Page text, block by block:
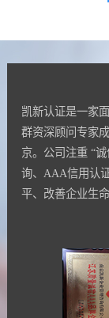
凯新认证是一家
群资深顾问专家
京。公司注重 “
询、AAA信用认
平、改善企业生